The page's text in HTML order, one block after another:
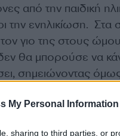
My Personal Information
sharing to third parties, or
από την παιδική
ενηλικίωση. Στα
γιο της στους
θα μπορούσε να
σημειώνοντας